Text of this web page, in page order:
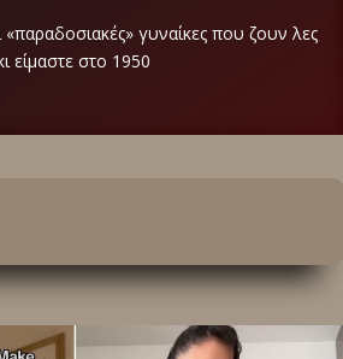
γυναίκες που ζουν λες
είμαστε στο 1950